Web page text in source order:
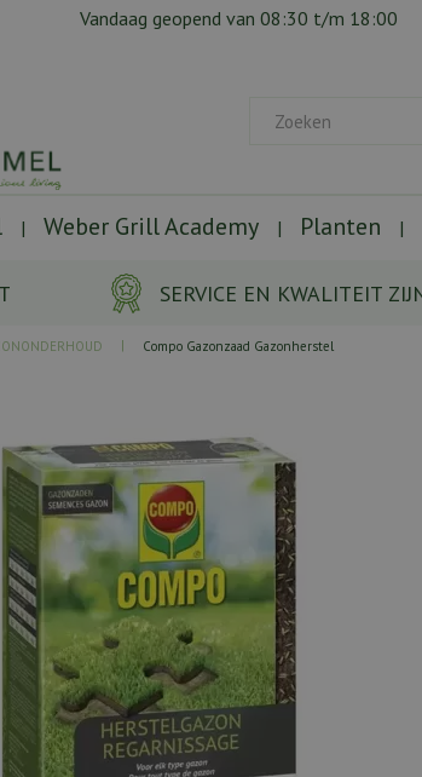
SERVICE EN KWALITEIT
Compo Gazonzaad Gazonherstel
Vandaag geopend van 08:30 t/m 18:00
Weber Grill Academy Planten